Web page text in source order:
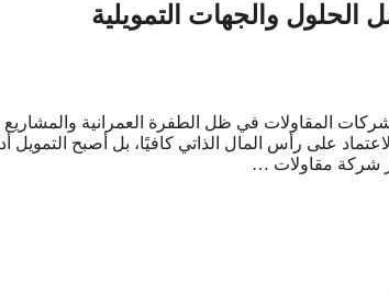
والجهات التمويلية
المقاولات في ظل الطفرة العمرانية والمشاريع
لم يعد الاعتماد على رأس المال الذاتي كافيًا، بل أصبح التمويل
شركة مقاولات …